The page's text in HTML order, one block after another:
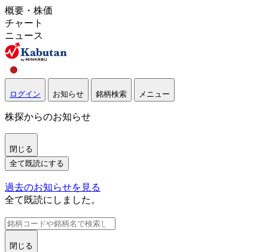
概要・株価
チャート
ニュース
ログイン お知らせ 銘柄検索 メニュー
株探からのお知らせ
閉じる
全て既読にする
過去のお知らせを見る
全て既読にしました。
閉じる